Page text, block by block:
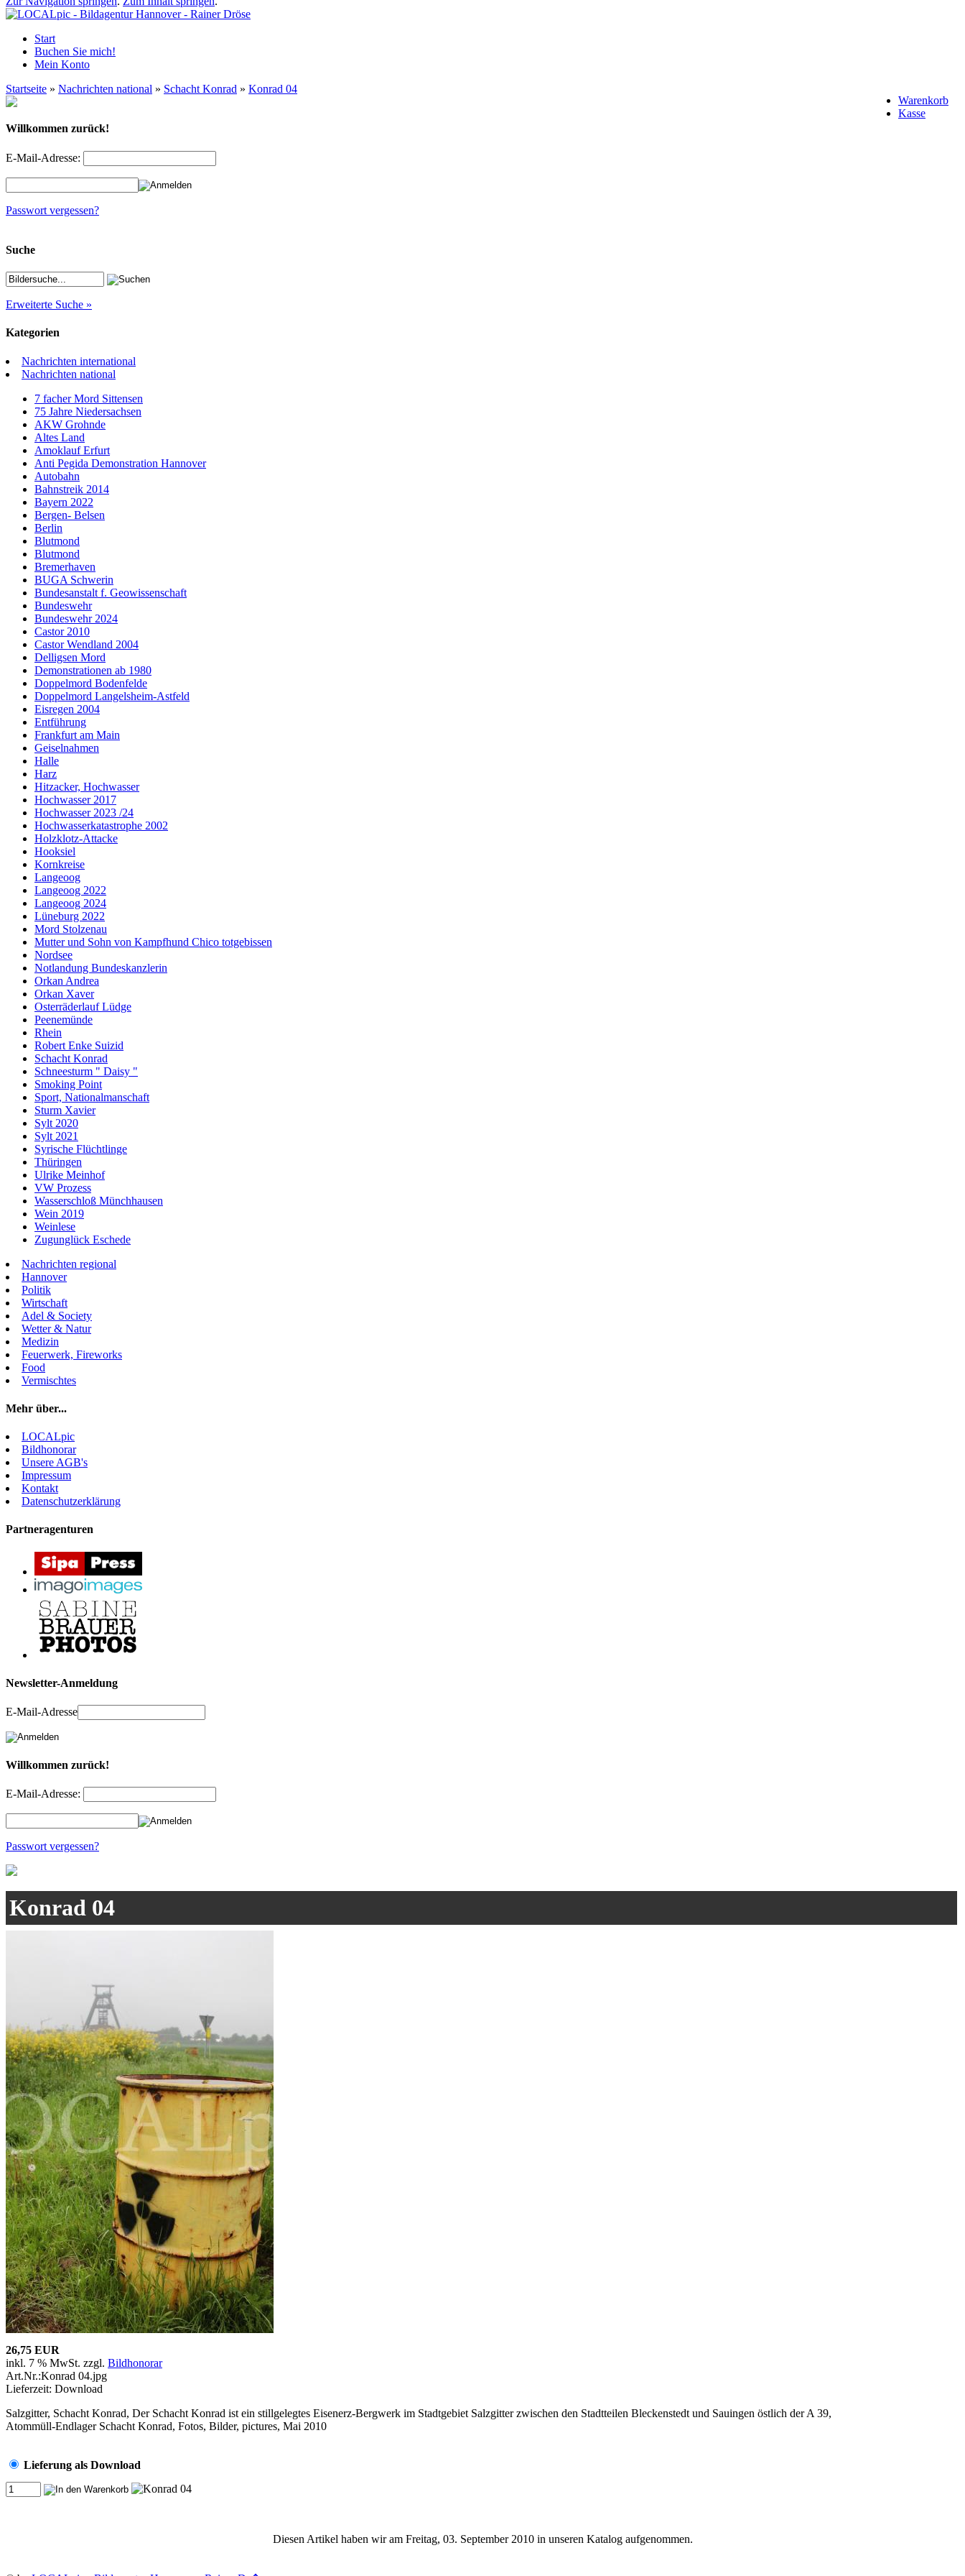
Start
Buchen Sie mich!
Mein Konto
Warenkorb
Kasse
Startseite » Nachrichten national » Schacht Konrad » Konrad 04
Willkommen zurück!
E-Mail-Adresse:
Passwort vergessen?
Suche
Erweiterte Suche »
Kategorien
Nachrichten international
Nachrichten national
7 facher Mord Sittensen
75 Jahre Niedersachsen
AKW Grohnde
Altes Land
Amoklauf Erfurt
Anti Pegida Demonstration Hannover
Autobahn
Bahnstreik 2014
Bayern 2022
Bergen- Belsen
Berlin
Blutmond
Blutmond
Bremerhaven
BUGA Schwerin
Bundesanstalt f. Geowissenschaft
Bundeswehr
Bundeswehr 2024
Castor 2010
Castor Wendland 2004
Delligsen Mord
Demonstrationen ab 1980
Doppelmord Bodenfelde
Doppelmord Langelsheim-Astfeld
Eisregen 2004
Entführung
Frankfurt am Main
Geiselnahmen
Halle
Harz
Hitzacker, Hochwasser
Hochwasser 2017
Hochwasser 2023 /24
Hochwasserkatastrophe 2002
Holzklotz-Attacke
Hooksiel
Kornkreise
Langeoog
Langeoog 2022
Langeoog 2024
Lüneburg 2022
Mord Stolzenau
Mutter und Sohn von Kampfhund Chico totgebissen
Nordsee
Notlandung Bundeskanzlerin
Orkan Andrea
Orkan Xaver
Osterräderlauf Lüdge
Peenemünde
Rhein
Robert Enke Suizid
Schacht Konrad
Schneesturm " Daisy "
Smoking Point
Sport, Nationalmanschaft
Sturm Xavier
Sylt 2020
Sylt 2021
Syrische Flüchtlinge
Thüringen
Ulrike Meinhof
VW Prozess
Wasserschloß Münchhausen
Wein 2019
Weinlese
Zugunglück Eschede
Nachrichten regional
Hannover
Politik
Wirtschaft
Adel & Society
Wetter & Natur
Medizin
Feuerwerk, Fireworks
Food
Vermischtes
Mehr über...
LOCALpic
Bildhonorar
Unsere AGB's
Impressum
Kontakt
Datenschutzerklärung
Partneragenturen
Newsletter-Anmeldung
E-Mail-Adresse
Willkommen zurück!
E-Mail-Adresse:
Passwort vergessen?
Konrad 04
26,75 EUR
inkl. 7 % MwSt. zzgl. Bildhonorar
Art.Nr.:Konrad 04.jpg
Lieferzeit: Download
Salzgitter, Schacht Konrad, Der Schacht Konrad ist ein stillgelegtes Eisenerz-Bergwerk im Stadtgebiet Salzgitter zwischen den Stadtteilen Bleckenstedt und Sauingen östlich der A 39,
Atommüll-Endlager Schacht Konrad, Fotos, Bilder, pictures, Mai 2010
Lieferung als Download
Diesen Artikel haben wir am Freitag, 03. September 2010 in unseren Katalog aufgenommen.